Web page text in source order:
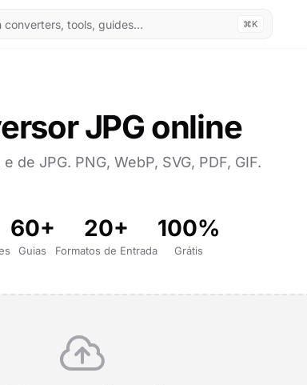
⌘K
JPG online
de JPG. PNG, WebP, SVG, PDF, GIF.
60+
Guias
20+
Formatos de Entrada
100%
Grátis